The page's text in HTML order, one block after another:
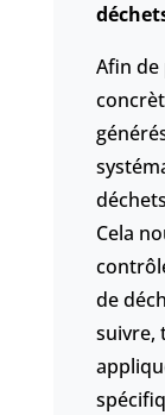
Afin
Cela
de
suivre,